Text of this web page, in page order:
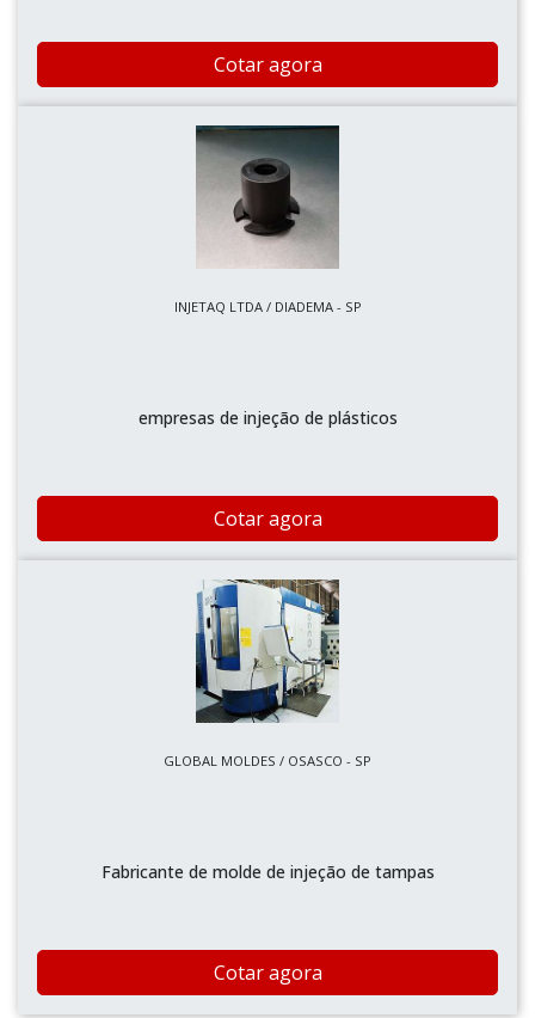
Cotar agora
INJETAQ LTDA / DIADEMA - SP
empresas de injeção de plásticos
Cotar agora
GLOBAL MOLDES / OSASCO - SP
Fabricante de molde de injeção de tampas
Cotar agora